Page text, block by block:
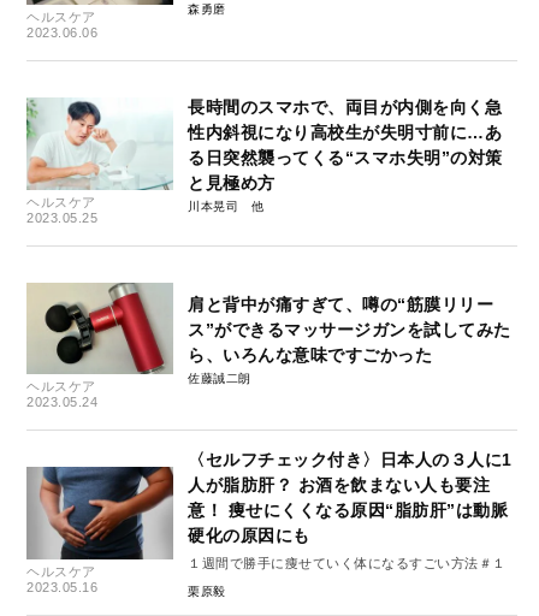
ヘルスケア
2023.06.06
森勇磨
ヘルスケア
2023.05.25
長時間のスマホで、両目が内側を向く急
性内斜視になり高校生が失明寸前に…あ
る日突然襲ってくる“スマホ失明”の対策
と見極め方
川本晃司
ヘルスケア
2023.05.24
肩と背中が痛すぎて、噂の“筋膜リリー
ス”ができるマッサージガンを試してみた
ら、いろんな意味ですごかった
佐藤誠二朗
ヘルスケア
2023.05.16
〈セルフチェック付き〉日本人の３人に1
人が脂肪肝？ お酒を飲まない人も要注
意！ 痩せにくくなる原因“脂肪肝”は動脈
硬化の原因にも
１週間で勝手に痩せていく体になるすごい方法＃１
栗原毅